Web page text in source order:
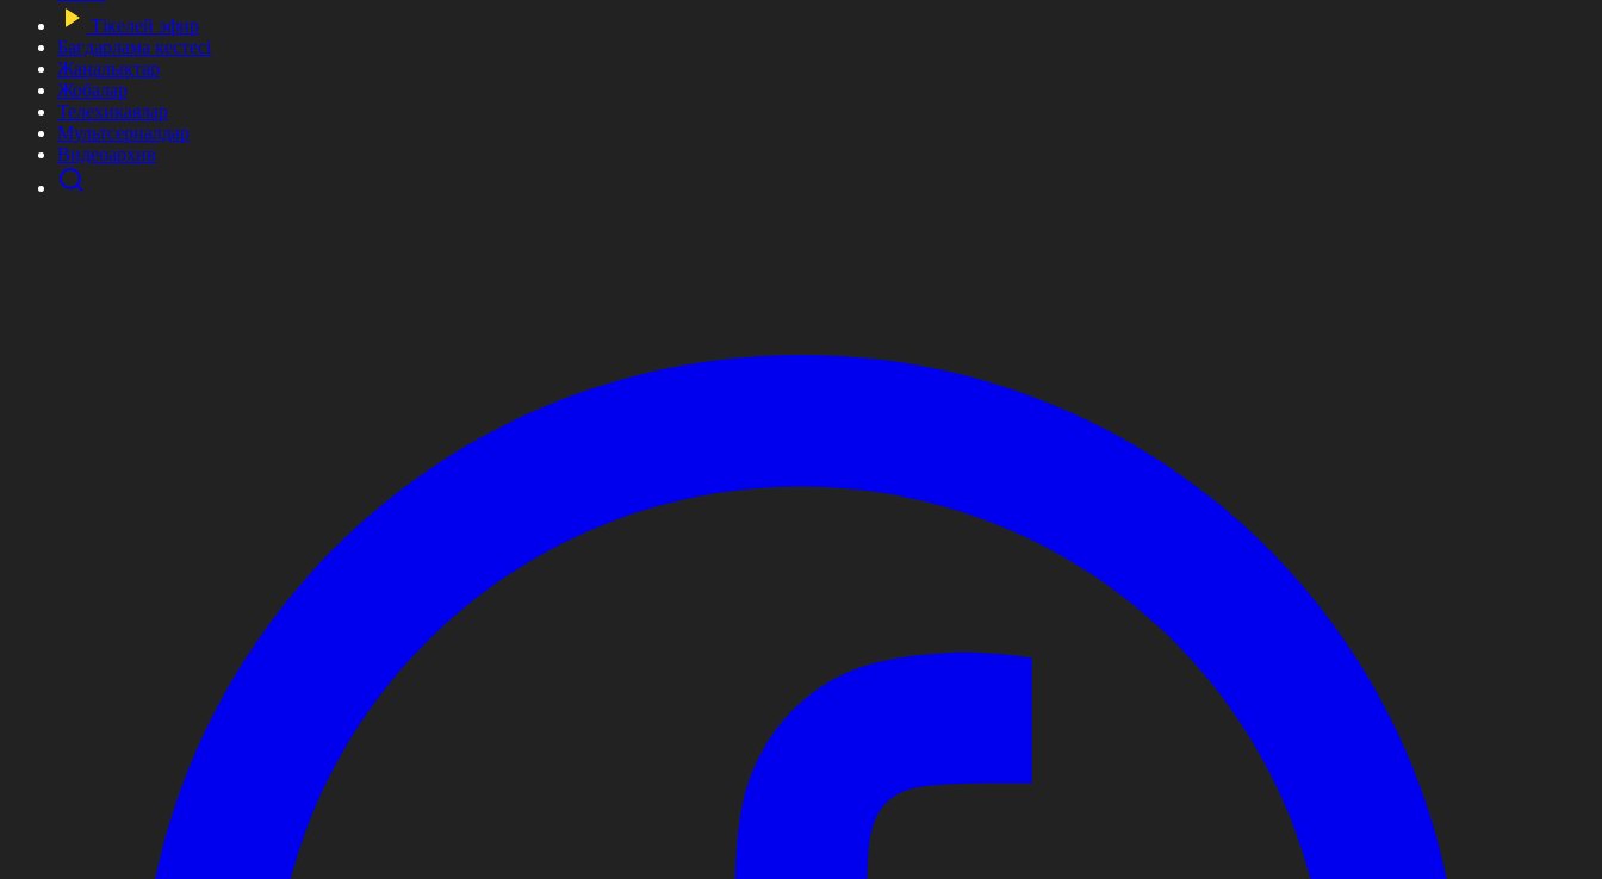
Тікелей эфир
Бағдарлама кестесі
Жаңалықтар
Жобалар
Телехикаялар
Мультсериалдар
Видеоархив